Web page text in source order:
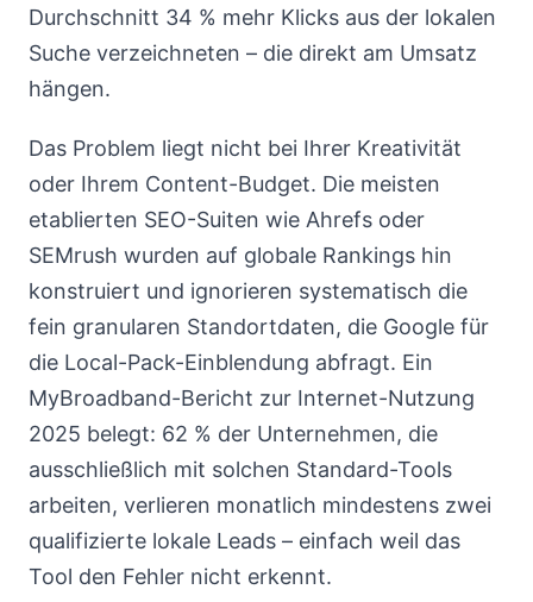
Durchschnitt 34 % mehr Klicks aus der lokalen
Suche verzeichneten – die direkt am Umsatz
hängen.
Das Problem liegt nicht bei Ihrer Kreativität
oder Ihrem Content-Budget. Die meisten
etablierten SEO-Suiten wie Ahrefs oder
SEMrush wurden auf globale Rankings hin
konstruiert und ignorieren systematisch die
fein granularen Standortdaten, die Google für
die Local-Pack-Einblendung abfragt. Ein
MyBroadband-Bericht zur Internet-Nutzung
2025 belegt: 62 % der Unternehmen, die
ausschließlich mit solchen Standard-Tools
arbeiten, verlieren monatlich mindestens zwei
qualifizierte lokale Leads – einfach weil das
Tool den Fehler nicht erkennt.